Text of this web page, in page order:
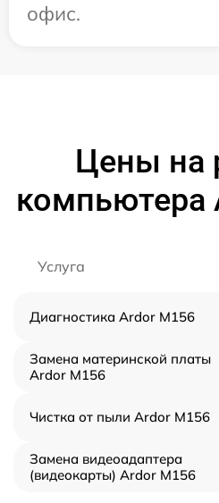
офис.
Цены на
компьютера
Услуга
Диагностика Ardor M156
Замена материнской платы
Ardor M156
Чистка от пыли Ardor M156
Замена видеоадаптера
(видеокарты) Ardor M156